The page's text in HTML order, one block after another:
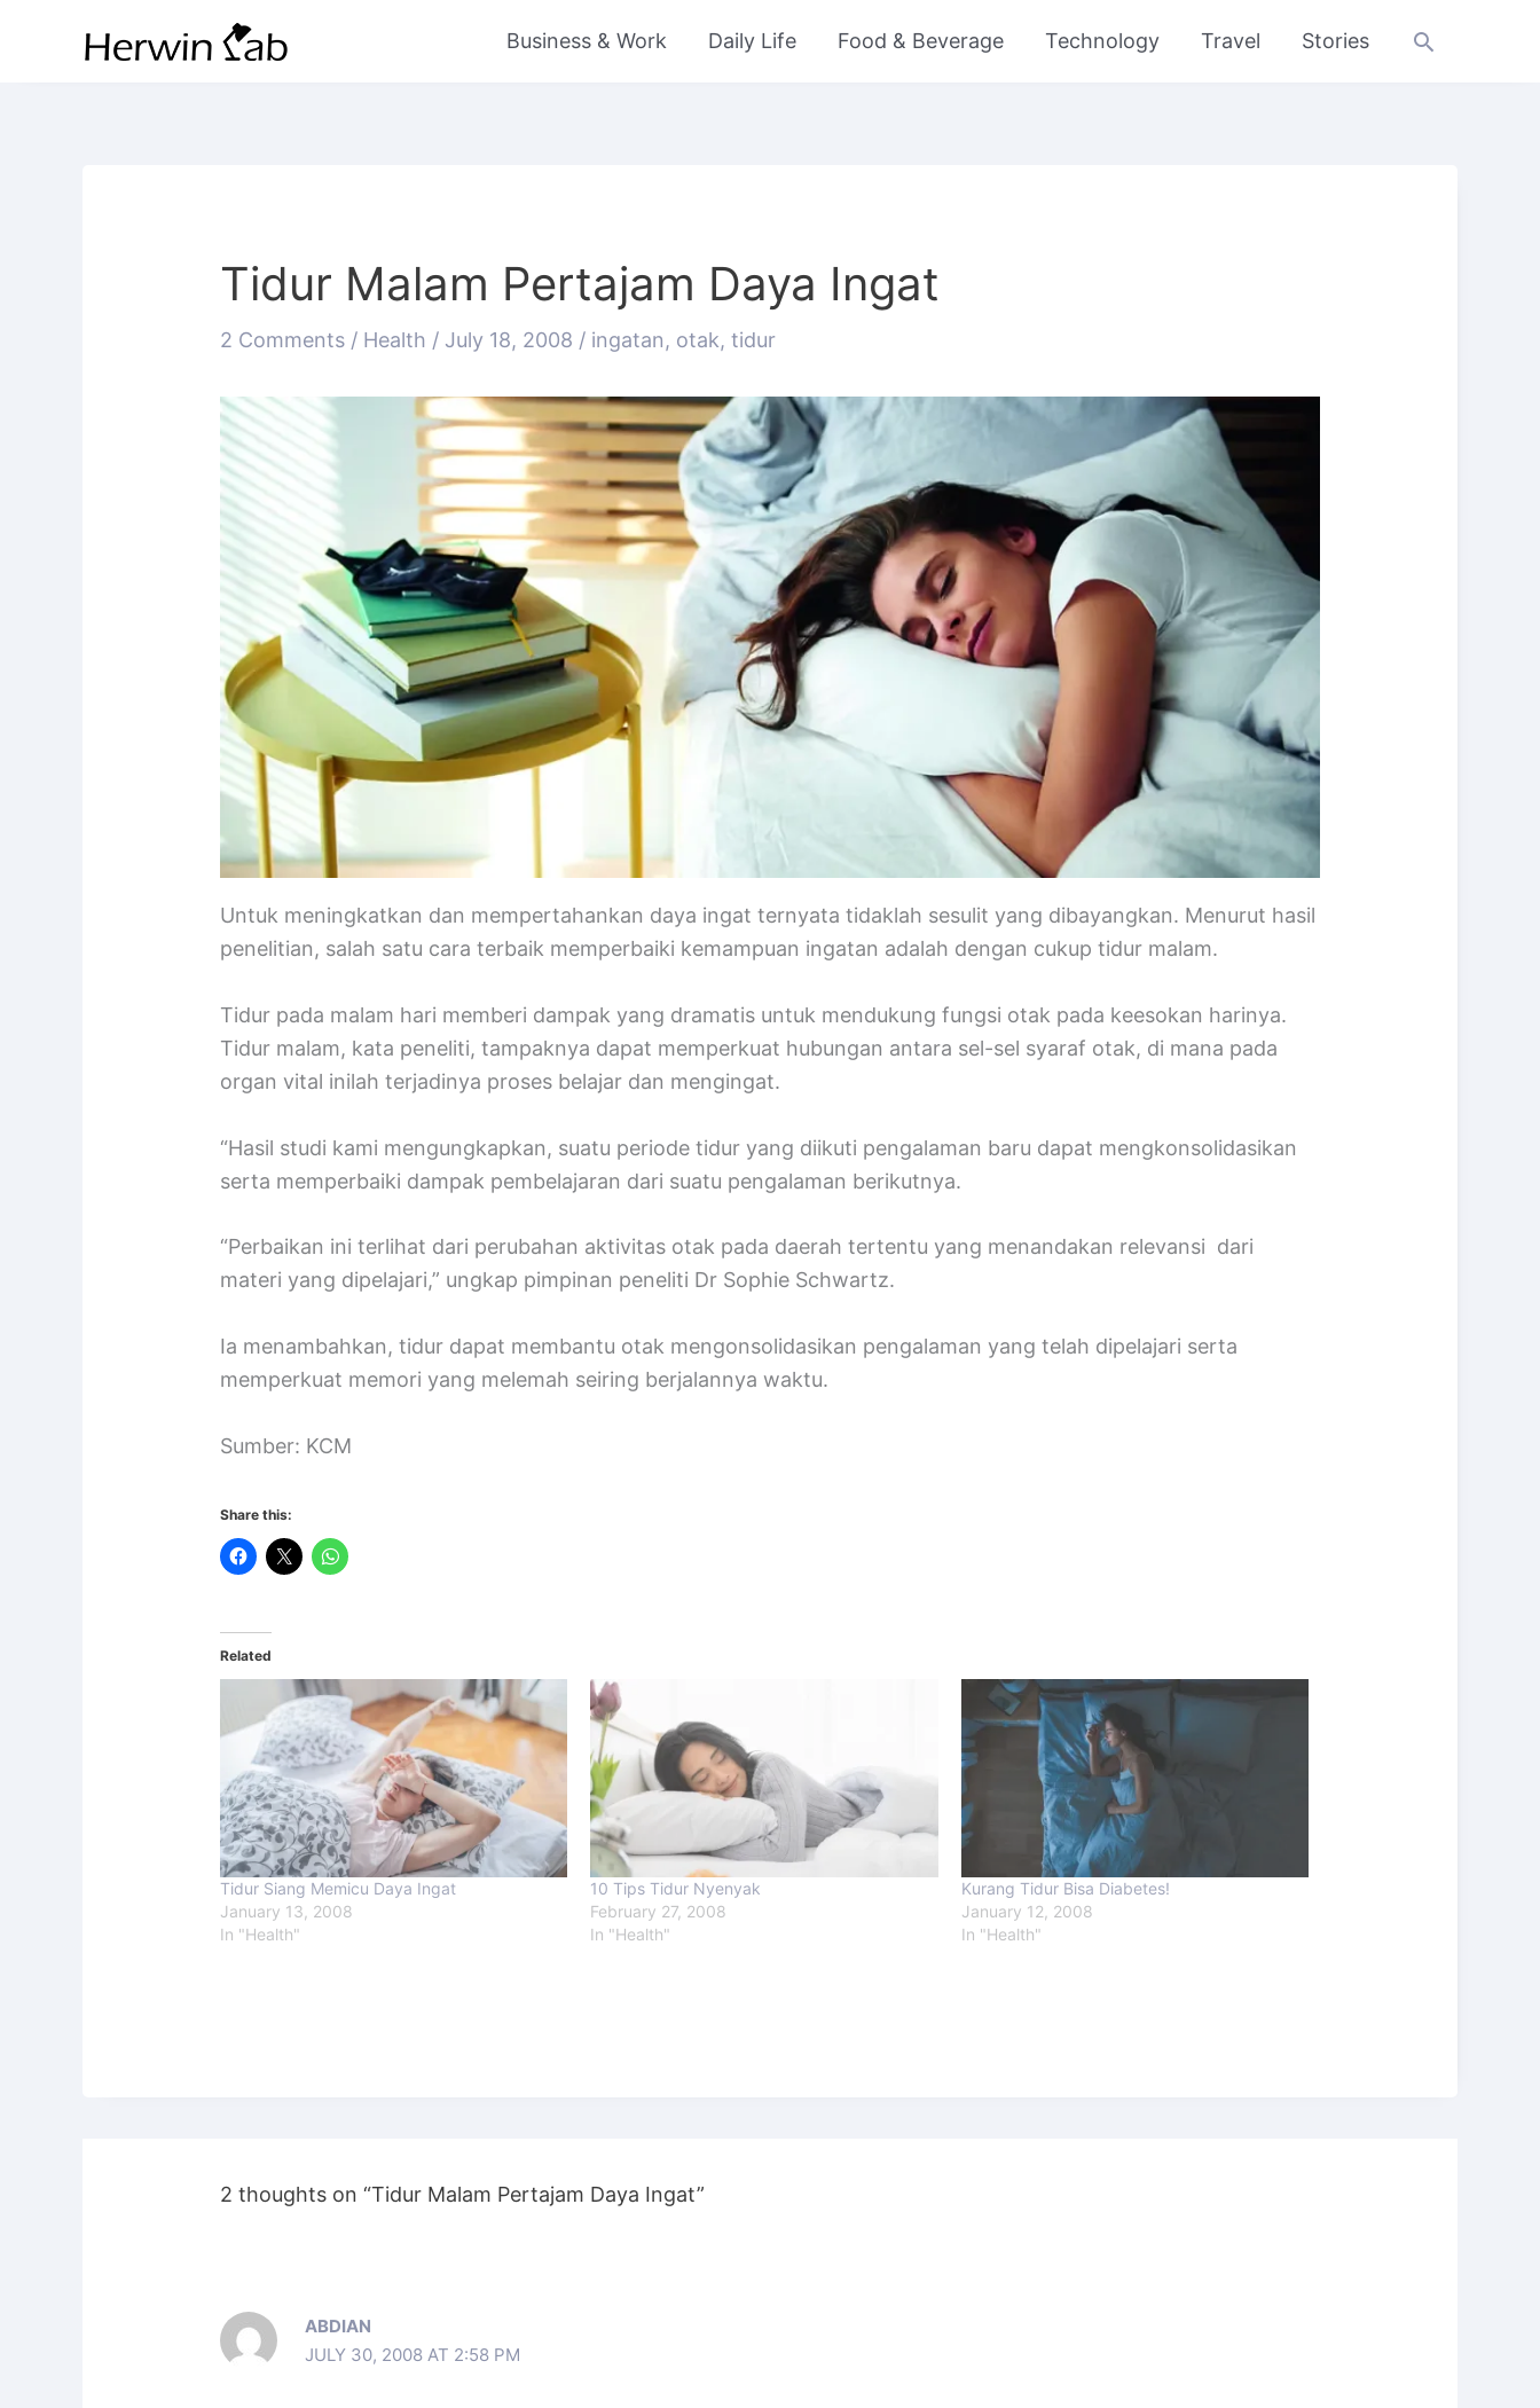
Business & Work Daily Life Food & Beverage Technology Travel Stories Search
Tidur Malam Pertajam Daya Ingat
2 Comments / Health / July 18, 2008 / ingatan, otak,tidur
Untuk meningkatkan dan mempertahankan daya ingat ternyata tidaklah sesulit yang dibayangkan. Menurut hasil
penelitian, salah satu cara terbaik memperbaiki kemampuan ingatan adalah dengan cukup tidur malam.
Tidur pada malam hari memberi dampak yang dramatis untuk mendukung fungsi otak pada keesokan harinya.
Tidur malam, kata peneliti, tampaknya dapat memperkuat hubungan antara sel-sel syaraf otak, di mana pada
organ vital inilah terjadinya proses belajar dan mengingat.
“Hasil studi kami mengungkapkan, suatu periode tidur yang diikuti pengalaman baru dapat mengkonsolidasikan
serta memperbaiki dampak pembelajaran dari suatu pengalaman berikutnya.
“Perbaikan ini terlihat dari perubahan aktivitas otak pada daerah tertentu yang menandakan relevansi dari
materi yang dipelajari,” ungkap pimpinan peneliti Dr Sophie Schwartz.
Ia menambahkan, tidur dapat membantu otak mengonsolidasikan pengalaman yang telah dipelajari serta
memperkuat memori yang melemah seiring berjalannya waktu.
Sumber: KCM
Share this:
Related
Tidur Siang Memicu Daya Ingat
January 13, 2008
In "Health"
10 Tips Tidur Nyenyak
February 27, 2008
In "Health"
Kurang Tidur Bisa Diabetes!
January 12, 2008
In "Health"
2 thoughts on “Tidur Malam Pertajam Daya Ingat”
ABDIAN
JULY 30, 2008 AT 2:58 PM